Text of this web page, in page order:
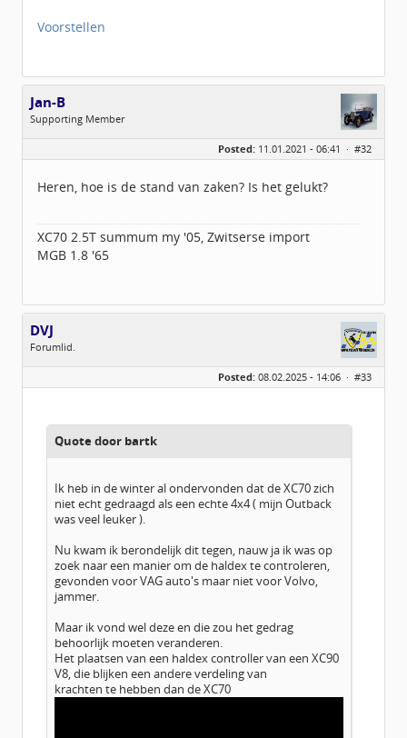
Voorstellen
Jan-B
Supporting Member
Leeftijd:
62
Geregistreerd:11 / 2018
Posted: 11.01.2021 - 06:41 · #32
Heren, hoe is de stand van zaken? Is het gelukt?
XC70 2.5T summum my '05, Zwitserse import
MGB 1.8 '65
DVJ
Forumlid.
Geslacht:
Berichten:
3
Posted: 08.02.2025 - 14:06 · #33
Quote door bartk
Ik heb in de winter al ondervonden dat de XC70 zich
niet echt gedraagd als een echte 4x4 ( mijn Outback
was veel leuker ).
Nu kwam ik berondelijk dit tegen, nauw ja ik was op
zoek naar een manier om de haldex te controleren,
gevonden voor VAG auto's maar niet voor Volvo,
jammer.
Maar ik vond wel deze en die zou het gedrag
behoorlijk moeten veranderen.
Het plaatsen van een haldex controller van een XC90
V8, die blijken een andere verdeling van
krachten te hebben dan de XC70